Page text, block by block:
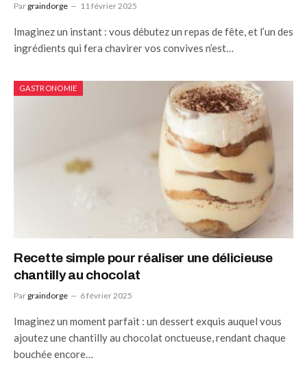
Par graindorge 11 février 2025
Imaginez un instant : vous débutez un repas de fête, et l’un des
ingrédients qui fera chavirer vos convives n’est…
GASTRONOMIE
Recette simple pour réaliser une délicieuse
chantilly au chocolat
Par graindorge 6 février 2025
Imaginez un moment parfait : un dessert exquis auquel vous
ajoutez une chantilly au chocolat onctueuse, rendant chaque
bouchée encore…